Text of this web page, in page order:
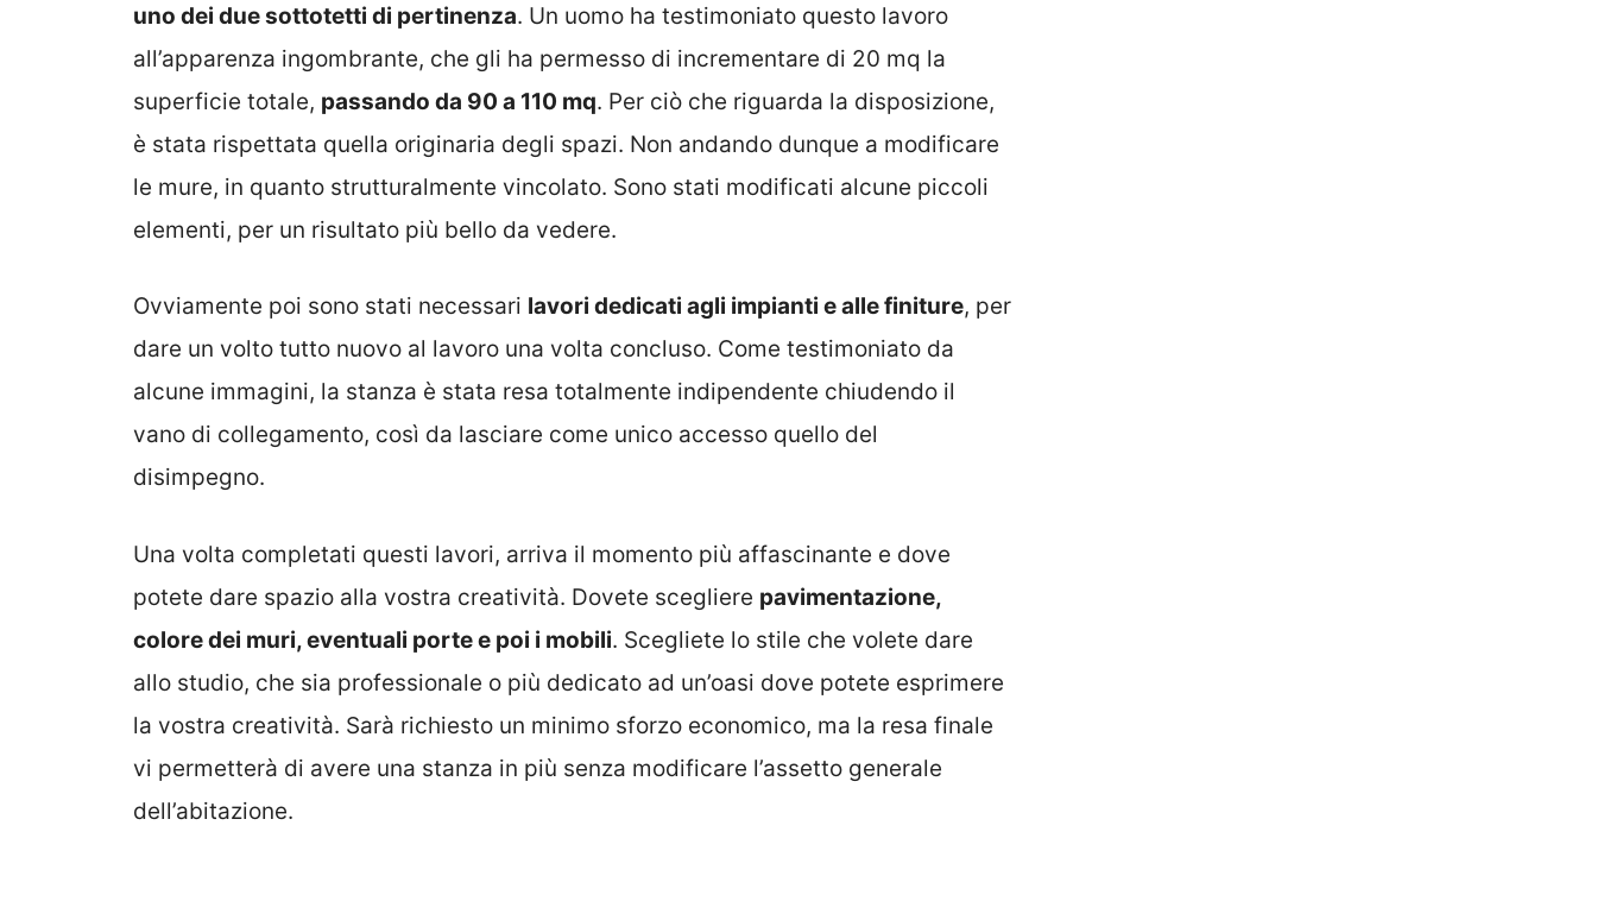
uno dei due sottotetti di pertinenza. Un uomo ha testimoniato questo lavoro
all’apparenza ingombrante, che gli ha permesso di incrementare di 20 mq la
superficie totale, passando da 90 a 110 mq. Per ciò che riguarda la disposizione,
è stata rispettata quella originaria degli spazi. Non andando dunque a modificare
le mure, in quanto strutturalmente vincolato. Sono stati modificati alcune piccoli
elementi, per un risultato più bello da vedere.
Ovviamente poi sono stati necessari lavori dedicati agli impianti e alle finiture, per
dare un volto tutto nuovo al lavoro una volta concluso. Come testimoniato da
alcune immagini, la stanza è stata resa totalmente indipendente chiudendo il
vano di collegamento, così da lasciare come unico accesso quello del
disimpegno.
Una volta completati questi lavori, arriva il momento più affascinante e dove
potete dare spazio alla vostra creatività. Dovete scegliere pavimentazione,
colore dei muri, eventuali porte e poi i mobili. Scegliete lo stile che volete dare
allo studio, che sia professionale o più dedicato ad un’oasi dove potete esprimere
la vostra creatività. Sarà richiesto un minimo sforzo economico, ma la resa finale
vi permetterà di avere una stanza in più senza modificare l’assetto generale
dell’abitazione.